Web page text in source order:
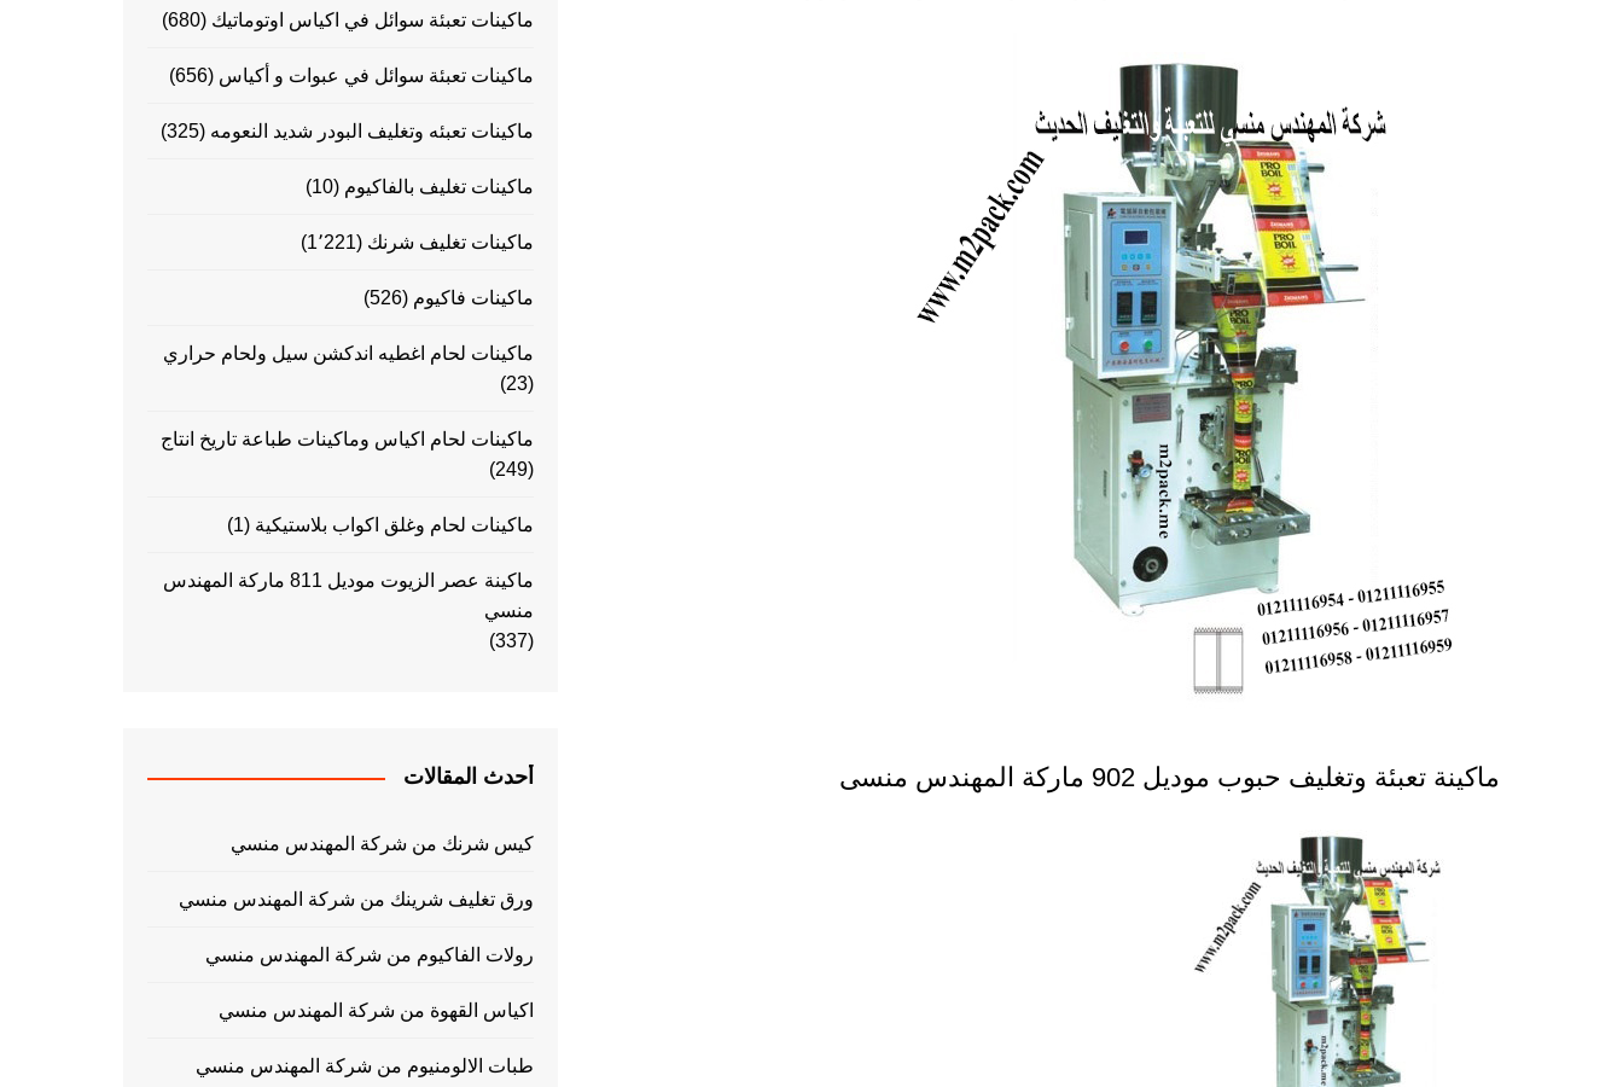
ماكينة تعبئة وتغليف حبوب موديل 902 ماركة المهندس منسى
ماكينات تعبئة سوائل في اكياس اوتوماتيك (680)
ماكينات تعبئة سوائل في عبوات و أكياس (656)
ماكينات تعبئه وتغليف البودر شديد النعومه (325)
ماكينات تغليف بالفاكيوم (10)
ماكينات تغليف شرنك (1٬221)
ماكينات فاكيوم (526)
ماكينات لحام اغطيه اندكشن سيل ولحام حراري
(23)
ماكينات لحام اكياس وماكينات طباعة تاريخ انتاج
(249)
ماكينات لحام وغلق اكواب بلاستيكية (1)
ماكينة عصر الزيوت موديل 811 ماركة المهندس
منسي
(337)
أحدث المقالات
كيس شرنك من شركة المهندس منسي
ورق تغليف شرينك من شركة المهندس منسي
رولات الفاكيوم من شركة المهندس منسي
اكياس القهوة من شركة المهندس منسي
طبات الالومنيوم من شركة المهندس منسي